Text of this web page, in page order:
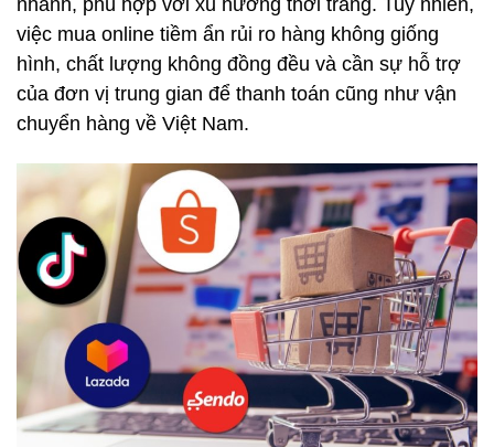
việc mua online tiềm ẩn rủi ro hàng không giống
hình, chất lượng không đồng đều và cần sự hỗ trợ
của đơn vị trung gian để thanh toán cũng như vận
chuyển hàng về Việt Nam.